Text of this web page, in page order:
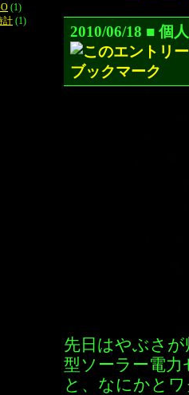
2010/06/18 ■ 個
先日はやぶさ
型ソーラー電
と、なにかと
(1)
計 (1)